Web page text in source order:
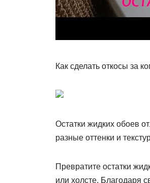
Как сделать откосы за
Остатки жидких обоев
разные оттенки и
Превратите остатки
или холсте. Благодаря